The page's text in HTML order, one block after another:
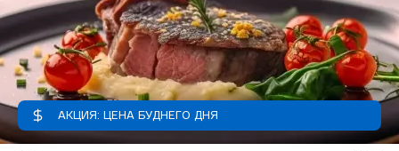
АКЦИЯ: ЦЕНА БУДНЕГО ДНЯ